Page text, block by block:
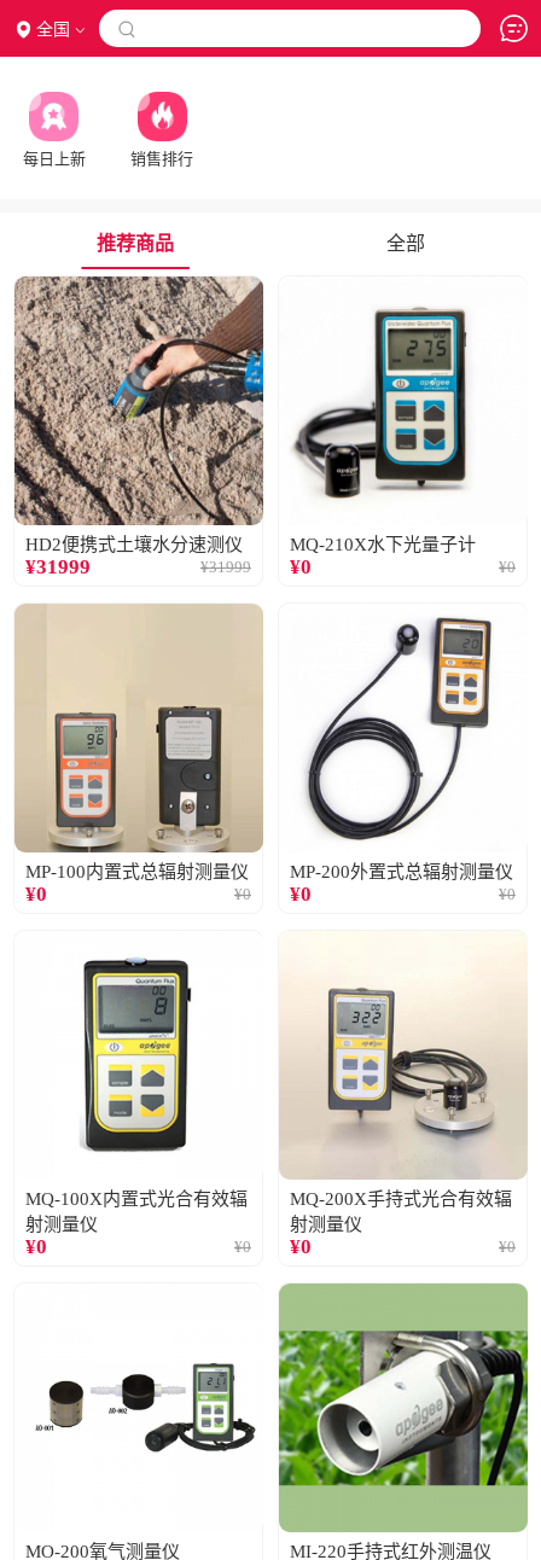
全国 
每日上新 销售排行
推荐商品 全部
HD2便携式土壤水分速测仪
¥31999 ¥31999
MQ-210X水下光量子计
¥0 ¥0
MP-100内置式总辐射测量仪
¥0 ¥0
MP-200外置式总辐射测量仪
¥0 ¥0
MQ-100X内置式光合有效辐
射测量仪
¥0 ¥0
MQ-200X手持式光合有效辐
射测量仪
¥0 ¥0
MO-200氧气测量仪
MI-220手持式红外测温仪